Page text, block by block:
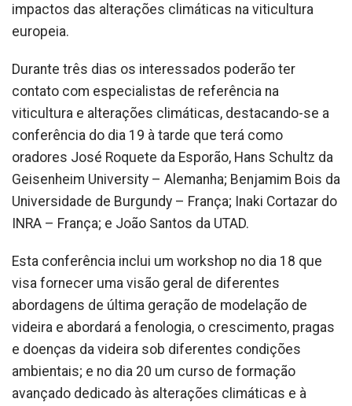
impactos das alterações climáticas na viticultura
europeia.
Durante três dias os interessados poderão ter
contato com especialistas de referência na
viticultura e alterações climáticas, destacando-se a
conferência do dia 19 à tarde que terá como
oradores José Roquete da Esporão, Hans Schultz da
Geisenheim University – Alemanha; Benjamim Bois da
Universidade de Burgundy – França; Inaki Cortazar do
INRA – França; e João Santos da UTAD.
Esta conferência inclui um workshop no dia 18 que
visa fornecer uma visão geral de diferentes
abordagens de última geração de modelação de
videira e abordará a fenologia, o crescimento, pragas
e doenças da videira sob diferentes condições
ambientais; e no dia 20 um curso de formação
avançado dedicado às alterações climáticas e à